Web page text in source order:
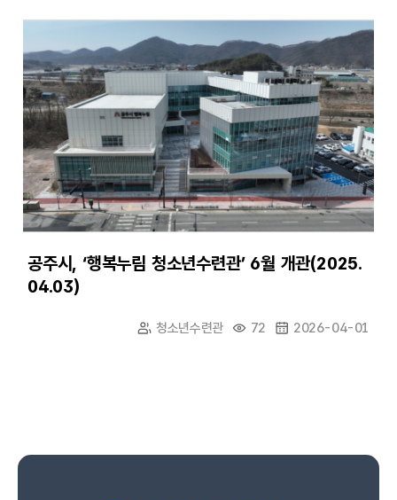
공주시, ‘행복누림 청소년수련관’ 6월 개관(2025.
04.03)
청소년수련관 72 2026-04-01